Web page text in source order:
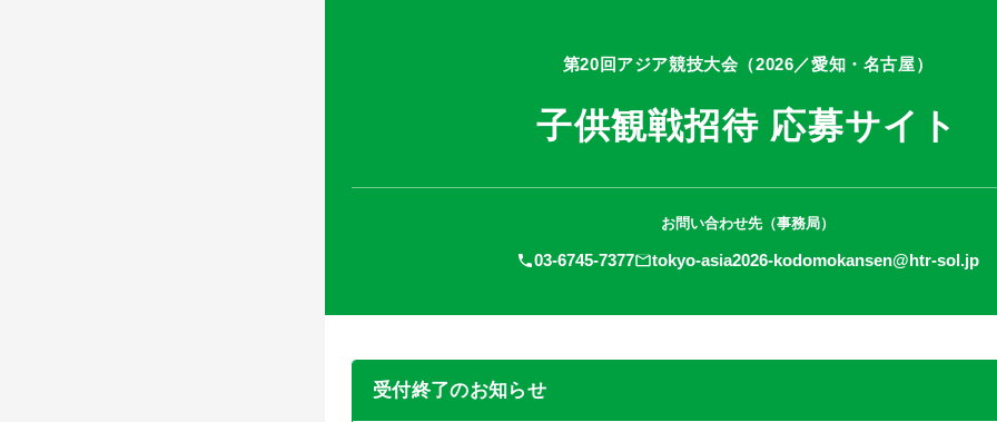
第20回アジア競技大会（2026／愛知・名古屋）
子供観戦招待 応募サイト
お問い合わせ先（事務局）
03-6745-7377 tokyo-asia2026-kodomokansen@htr-sol.jp
受付終了のお知らせ